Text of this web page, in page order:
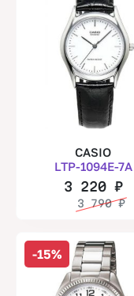
CASIO
LTP-1094E-7A
3 220 ₽
3 790₽
-15%